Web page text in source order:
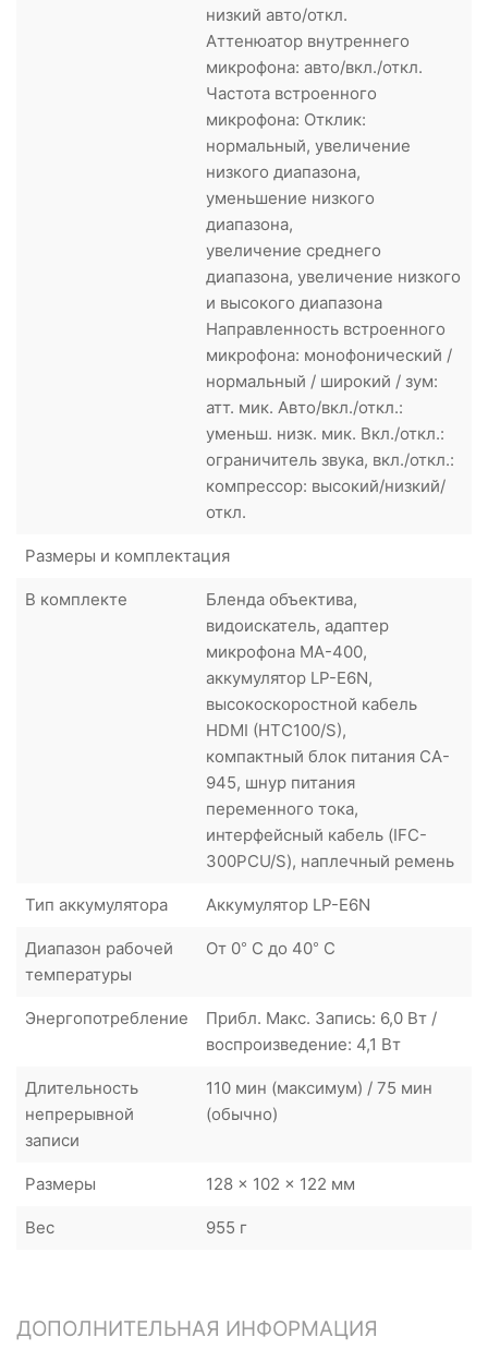
низкий авто/откл.
Аттенюатор внутреннего
микрофона: авто/вкл./откл.
Частота встроенного
микрофона: Отклик:
нормальный, увеличение
низкого диапазона,
уменьшение низкого
диапазона,
увеличение среднего
диапазона, увеличение низкого
и высокого диапазона
Направленность встроенного
микрофона: монофонический /
нормальный / широкий / зум:
атт. мик. Авто/вкл./откл.:
уменьш. низк. мик. Вкл./откл.:
ограничитель звука, вкл./откл.:
компрессор: высокий/низкий/
откл.
Размеры и комплектация
В комплекте
Бленда объектива,
видоискатель, адаптер
микрофона MA-400,
аккумулятор LP-E6N,
высокоскоростной кабель
HDMI (HTC100/S),
компактный блок питания CA-
945, шнур питания
переменного тока,
интерфейсный кабель (IFC-
300PCU/S), наплечный ремень
Тип аккумулятора Аккумулятор LP-E6N
Диапазон рабочей
температуры
От 0° C до 40° C
Энергопотребление
Прибл. Макс. Запись: 6,0 Вт /
воспроизведение: 4,1 Вт
Длительность
непрерывной
записи
110 мин (максимум) / 75 мин
(обычно)
Размеры 128 x 102 x 122 мм
Вес 955 г
ДОПОЛНИТЕЛЬНАЯ ИНФОРМАЦИЯ